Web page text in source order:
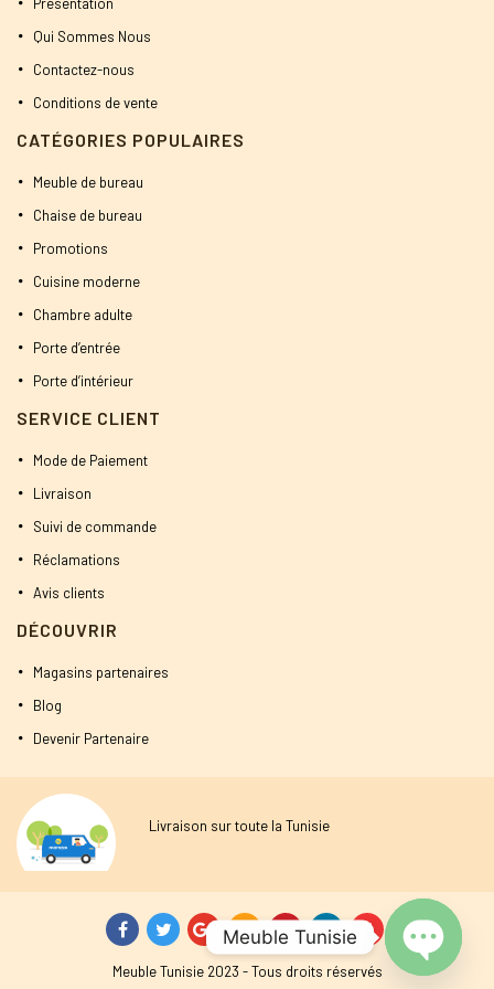
Présentation
Qui Sommes Nous
Contactez-nous
Conditions de vente
CATÉGORIES POPULAIRES
Meuble de bureau
Chaise de bureau
Promotions
Cuisine moderne
Chambre adulte
Porte d’entrée
Porte d’intérieur
SERVICE CLIENT
Mode de Paiement
Livraison
Suivi de commande
Réclamations
Avis clients
DÉCOUVRIR
Magasins partenaires
Blog
Devenir Partenaire
Livraison sur toute la Tunisie
Meuble Tunisie 2023 - Tous droits réservés
Meuble Tunisie